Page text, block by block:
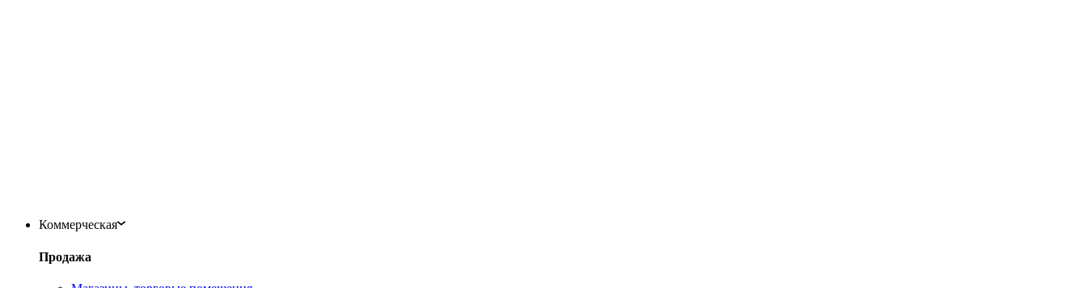
Коммерческая
Продажа